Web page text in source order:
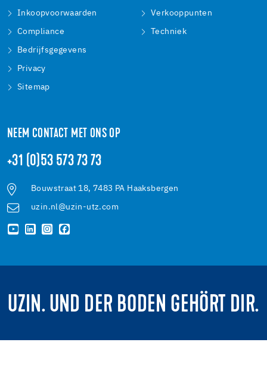
Inkoopvoorwaarden
Compliance
Bedrijfsgegevens
Privacy
Sitemap
Verkooppunten
Techniek
NEEM CONTACT MET ONS OP
+31 (0)53 573 73 73
Bouwstraat 18, 7483 PA Haaksbergen
uzin.nl@uzin-utz.com
UZIN. UND DER BODEN GEHÖRT DIR.